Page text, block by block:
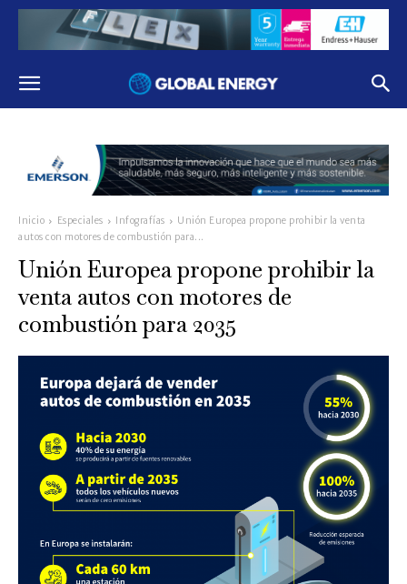
Inicio Especiales Infografías
Unión Europea propone prohibir la venta
autos con motores de combustión para...
Unión Europea propone prohibir la
venta autos con motores de
combustión para 2035